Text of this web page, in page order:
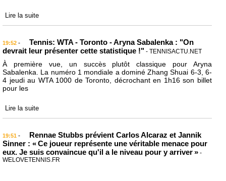
Lire la suite
19:52 -
Tennis: WTA - Toronto - Aryna Sabalenka : "On
devrait leur présenter cette statistique !" - TENNISACTU.NET
À première vue, un succès plutôt classique pour Aryna
Sabalenka. La numéro 1 mondiale a dominé Zhang Shuai 6-3, 6-
4 jeudi au WTA 1000 de Toronto, décrochant en 1h16 son billet
pour les
Lire la suite
19:51 -
Rennae Stubbs prévient Carlos Alcaraz et Jannik
Sinner : « Ce joueur représente une véritable menace pour
eux. Je suis convaincue qu'il a le niveau pour y arriver » -
WELOVETENNIS.FR